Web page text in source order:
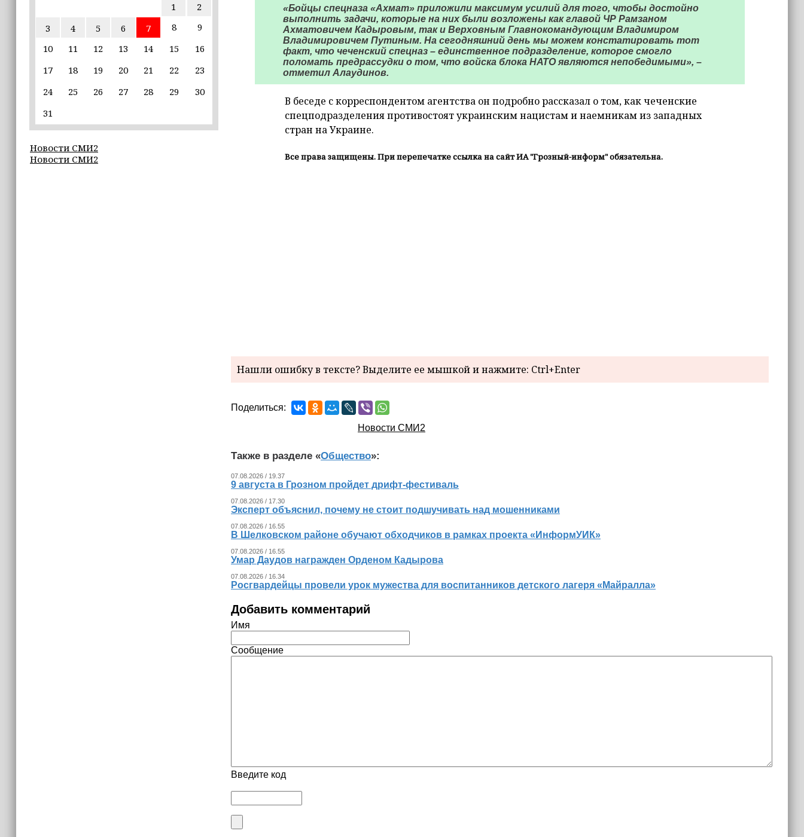
Пакистан подписали «Мекканское
соглашение» о коллективной обороне
14:58
Кадыров: сдача в плен становится
для многих военнослужащих ВСУ
единственной альтернативой гибели
14:44
«Нохчийн Пачхьалкхан Къонах»
1
2
3
4 5 6 7 8
9
10
11 12 13 14 15
16
17
18 19 20 21 22
23
24
25 26 27 28 29
30
31
Новости СМИ2
Новости СМИ2
«Бойцы спецназа «Ахмат» приложили максимум усилий для того, чтобы достойно
выполнить задачи, которые на них были возложены как главой ЧР Рамзаном
Ахматовичем Кадыровым, так и Верховным Главнокомандующим Владимиром
Владимировичем Путиным. На сегодняшний день мы можем констатировать тот
факт, что чеченский спецназ – единственное подразделение, которое смогло
поломать предрассудки о том, что войска блока НАТО являются непобедимыми», –
отметил Алаудинов.
В беседе с корреспондентом агентства он подробно рассказал о том, как чеченские
спецподразделения противостоят украинским нацистам и наемникам из западных
стран на Украине.
Все права защищены. При перепечатке ссылка на сайт ИА "Грозный-информ" обязательна.
Нашли ошибку в тексте? Выделите ее мышкой и нажмите: Ctrl+Enter
Поделиться:
Новости СМИ2
Также в разделе «Общество»:
07.08.2026 / 19.37
9 августа в Грозном пройдет дрифт-фестиваль
07.08.2026 / 17.30
Эксперт объяснил, почему не стоит подшучивать над мошенниками
07.08.2026 / 16.55
В Шелковском районе обучают обходчиков в рамках проекта «ИнформУИК»
07.08.2026 / 16.55
Умар Даудов награжден Орденом Кадырова
07.08.2026 / 16.34
Росгвардейцы провели урок мужества для воспитанников детского лагеря «Майралла»
Добавить комментарий
Имя
Сообщение
Введите код